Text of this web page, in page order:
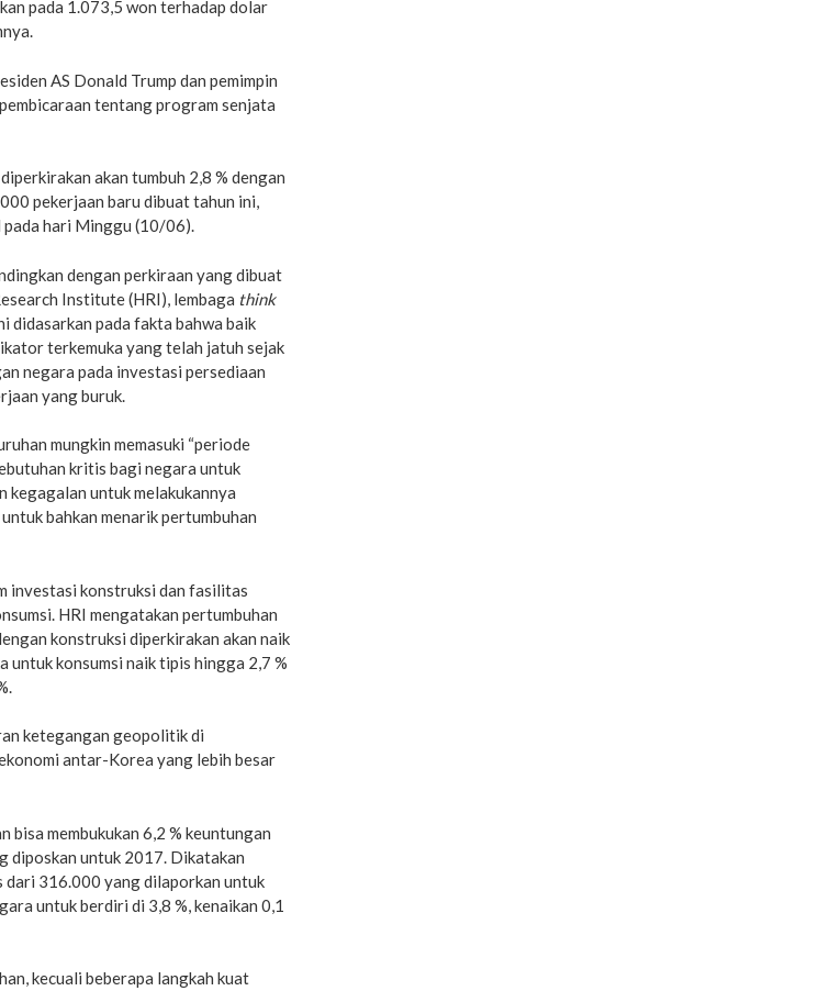
pada 1.073,5 won terhadap dolar
AS Donald Trump dan pemimpin
tentang program senjata
akan tumbuh 2,8 % dengan
pekerjaan baru dibuat tahun ini,
hari Minggu (10/06).
dengan perkiraan yang dibuat
Institute (HRI), lembaga think
pada fakta bahwa baik
terkemuka yang telah jatuh sejak
negara pada investasi persediaan
yang buruk.
mungkin memasuki “periode
kritis bagi negara untuk
kegagalan untuk melakukannya
bahkan menarik pertumbuhan
investasi konstruksi dan fasilitas
HRI mengatakan pertumbuhan
konstruksi diperkirakan akan naik
untuk konsumsi naik tipis hingga 2,7 %
ketegangan geopolitik di
antar-Korea yang lebih besar
bisa membukukan 6,2 % keuntungan
diposkan untuk 2017. Dikatakan
dari 316.000 yang dilaporkan untuk
untuk berdiri di 3,8 %, kenaikan 0,1
kecuali beberapa langkah kuat